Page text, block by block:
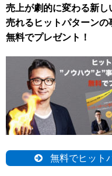
売上が劇的に変わる新し
売れるヒットパターンの
無料でプレゼント！
無料でヒット